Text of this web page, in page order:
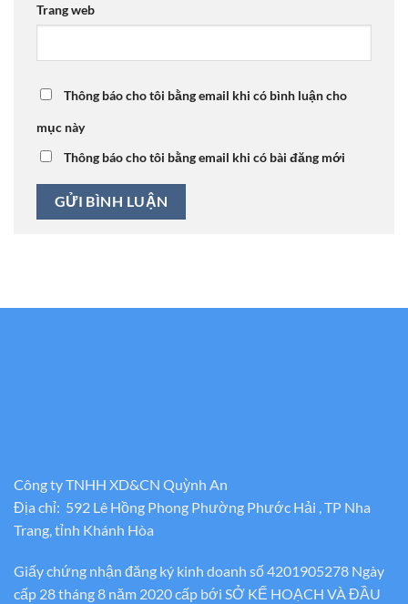
Trang web
Thông báo cho tôi bằng email khi có bình luận cho
mục này
Thông báo cho tôi bằng email khi có bài đăng mới
Công ty TNHH XD&CN Quỳnh An
Địa chỉ: 592 Lê Hồng Phong Phường Phước Hải , TP Nha
Trang, tỉnh Khánh Hòa
Giấy chứng nhận đăng ký kinh doanh số 4201905278 Ngày
cấp 28 tháng 8 năm 2020 cấp bới SỞ KẾ HOẠCH VÀ ĐẦU